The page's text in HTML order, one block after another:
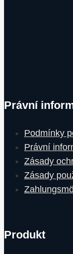
Právní
Podmínky
Právní
Zásady
Zásady
Produkt